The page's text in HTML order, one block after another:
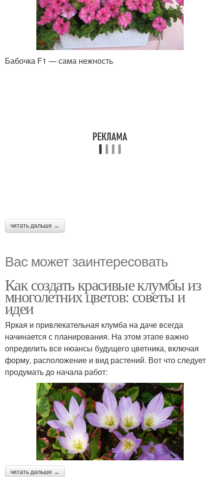
Бабочка F1 — сама нежность
читать дальше →
Вас может заинтересовать
Как создать красивые клумбы из
многолетних цветов: советы и
идеи
Яркая и привлекательная клумба на даче всегда
начинается с планирования. На этом этапе важно
определить все нюансы будущего цветника, включая
форму, расположение и вид растений. Вот что следует
продумать до начала работ:
читать дальше →